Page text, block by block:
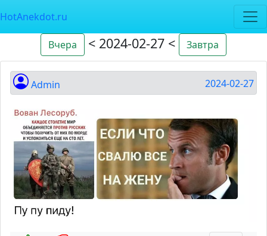
HotAnekdot.ru
Вчера < 2024-02-27 < Завтра
Admin 2024-02-27